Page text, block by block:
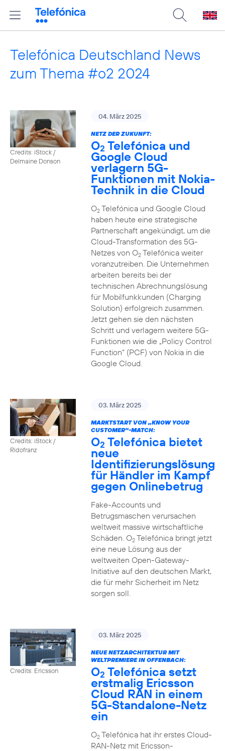
Telefónica Deutschland News
zum Thema #o2 2024
Credits: iStock /
Delmaine Donson
04. März 2025
NETZ DER ZUKUNFT:
O2 Telefónica und
Google Cloud
verlagern 5G-
Funktionen mit Nokia-
Technik in die Cloud
O2Telefónica und Google Cloud
haben heute eine strategische
Partnerschaft angekündigt, um die
Cloud-Transformation des 5G-
Netzes von O2Telefónica weiter
voranzutreiben. Die Unternehmen
arbeiten bereits bei der
technischen Abrechnungslösung
für Mobilfunkkunden (Charging
Solution) erfolgreich zusammen.
Jetzt gehen sie den nächsten
Schritt und verlagern weitere 5G-
Funktionen wie die „Policy Control
Function“ (PCF) von Nokia in die
Google Cloud.
Credits: iStock /
Ridofranz
03. März 2025
MARKTSTART VON „KNOW YOUR
CUSTOMER”-MATCH:
O2 Telefónica bietet
neue
Identifizierungslösung
für Händler im Kampf
gegen Onlinebetrug
Fake-Accounts und
Betrugsmaschen verursachen
weltweit massive wirtschaftliche
Schäden. O2Telefónica bringt jetzt
eine neue Lösung aus der
weltweiten Open-Gateway-
Initiative auf den deutschen Markt,
die für mehr Sicherheit im Netz
sorgen soll.
Credits: Ericsson
03. März 2025
NEUE NETZARCHITEKTUR MIT
WELTPREMIERE IN OFFENBACH:
O2 Telefónica setzt
erstmalig Ericsson
Cloud RAN in einem
5G-Standalone-Netz
ein
O2Telefónica hat ihr erstes Cloud-
RAN-Netz mit Ericsson-